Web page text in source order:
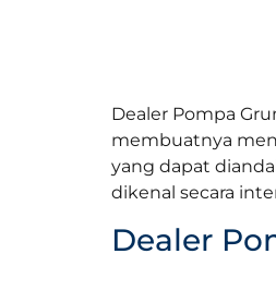
Dealer Pompa
membuatnya
yang dapat
dikenal secara
Dealer